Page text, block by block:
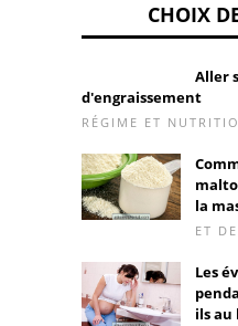
CHOIX
Aller
d'engraissement
RÉGIME ET
la
ET
Les
ils au